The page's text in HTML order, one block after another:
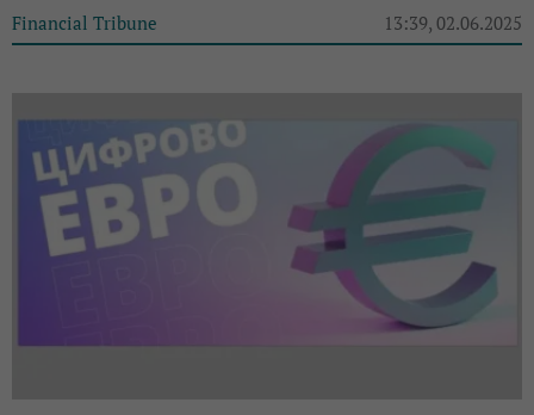
Financial Tribune 13:39, 02.06.2025